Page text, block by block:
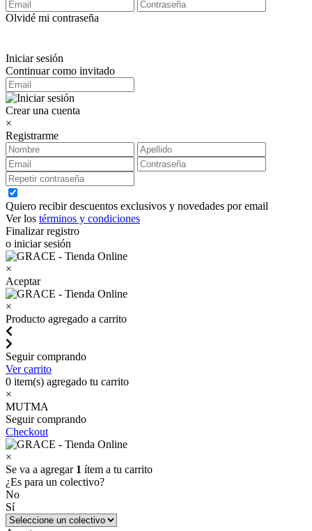
Olvidé mi contraseña
Iniciar sesión
Continuar como invitado
Crear una cuenta
×
Registrarme
Quiero recibir descuentos exclusivos y novedades por email
Ver los términos y condiciones
Finalizar registro
o iniciar sesión
×
Aceptar
×
Producto agregado a carrito
Seguir comprando
Ver carrito
0 item(s) agregado tu carrito
×
MUTMA
Seguir comprando
Checkout
×
Se va a agregar 1 ítem a tu carrito
¿Es para un colectivo?
No
Sí